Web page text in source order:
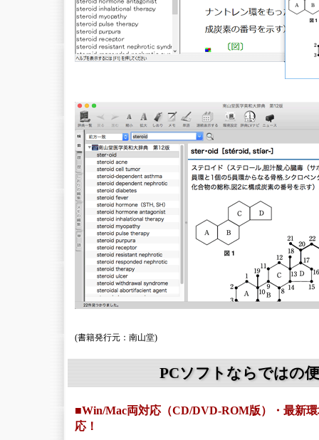
(書籍発行元：南山堂)
PCソフトならではの
■Win/Mac両対応（CD/DVD-ROM版）・最新
応！